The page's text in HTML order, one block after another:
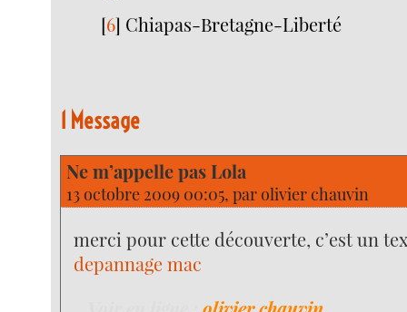
[6] Chiapas-Bretagne-Liberté
1 Message
Ne m’appelle pas Lola
13 octobre 2009 00:05, par olivier chauvin
merci pour cette découverte, c’est un
depannage mac